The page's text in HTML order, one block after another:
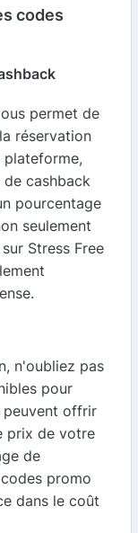
codes
permet de
réservation
cashback
pourcentage
seulement
Stress Free
n'oubliez pas
pour
peuvent offrir
prix de votre
de
promo
dans le coût